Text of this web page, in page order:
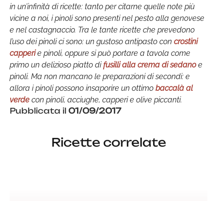
in un’infinità di ricette: tanto per citarne quelle note più
vicine a noi, i pinoli sono presenti nel pesto alla genovese
e nel castagnaccio. Tra le tante ricette che prevedono
l’uso dei pinoli ci sono: un gustoso antipasto con crostini
capperie pinoli, oppure si può portare a tavola come
primo un delizioso piatto difusilli alla crema di sedanoe
pinoli. Ma non mancano le preparazioni di secondi: e
allora i pinoli possono insaporire un ottimo baccalà al
verde con pinoli, acciughe, capperi e olive piccanti.
Pubblicata il 01/09/2017
Ricette correlate